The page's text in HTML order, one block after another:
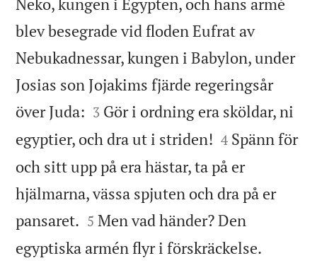
blev besegrade vid floden Eufrat av
Nebukadnessar, kungen i Babylon, under
Josias son Jojakims fjärde regeringsår
över Juda: 

3 Gör i ordning era sköldar, ni
egyptier, och dra ut i striden! 

4 Spänn för
och sitt upp på era hästar, ta på er
hjälmarna, vässa spjuten och dra på er
pansaret. 

5 Men vad händer? Den
egyptiska armén flyr i förskräckelse.